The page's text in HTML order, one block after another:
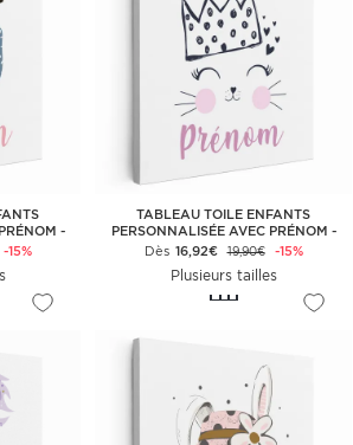
-
-15%
TABLEAU TOILE ENFANTS
PERSONNALISÉE AVEC PRÉNOM -
REINE DES CHATS
Dès 16,92€ 19,90€ -15%
Plusieurs tailles